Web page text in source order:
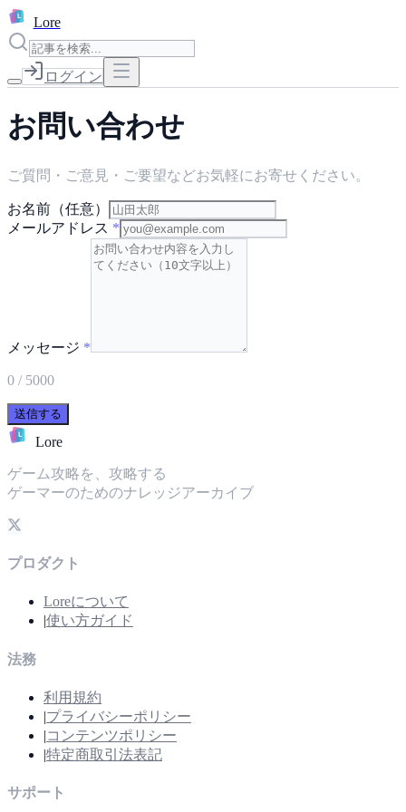
L Lore
ログイン
お問い合わせ
ご質問・ご意見・ご要望などお気軽にお寄せください。
お名前（任意）
メールアドレス *
メッセージ *
0 / 5000
送信する
L
Lore
ゲーム攻略を、攻略する
ゲーマーのためのナレッジアーカイブ
プロダクト
Loreについて
|使い方ガイド
法務
利用規約
|プライバシーポリシー
|コンテンツポリシー
|特定商取引法表記
サポート